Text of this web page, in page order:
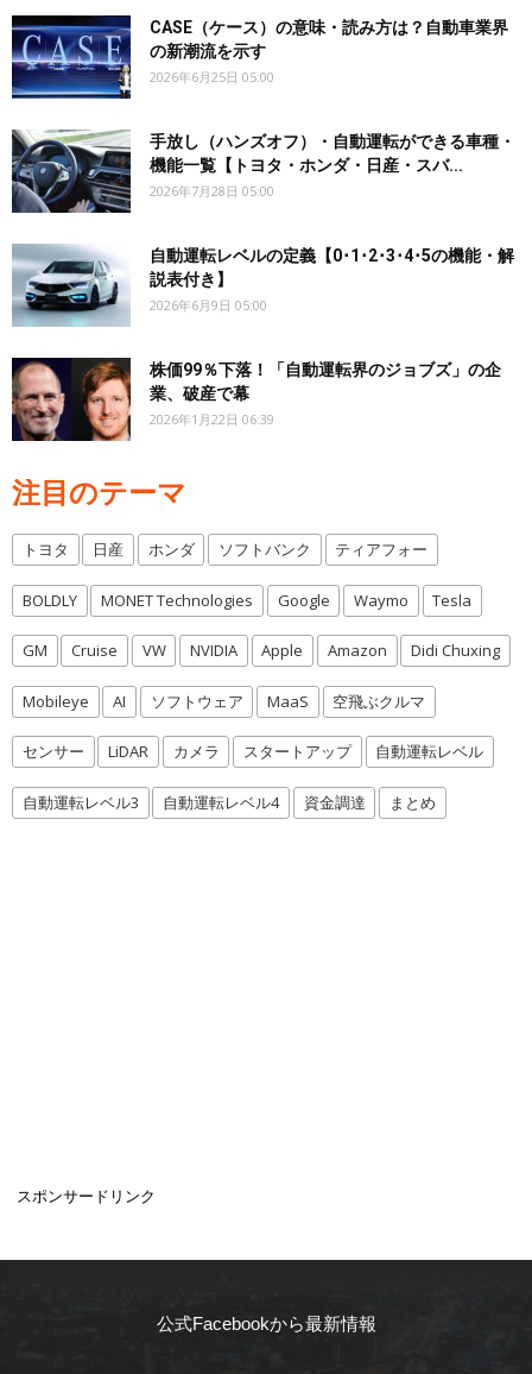
CASE（ケース）の意味・読み方は？自動車業界
の新潮流を示す
2026年6月25日 05:00
手放し（ハンズオフ）・自動運転ができる車種・
機能一覧【トヨタ・ホンダ・日産・スバ...
2026年7月28日 05:00
自動運転レベルの定義【0･1･2･3･4･5の機能・解
説表付き】
2026年6月9日 05:00
株価99％下落！「自動運転界のジョブズ」の企
業、破産で幕
2026年1月22日 06:39
注目のテーマ
トヨタ 日産 ホンダ ソフトバンク ティアフォー
BOLDLY MONET Technologies Google Waymo Tesla
GM Cruise VW NVIDIA Apple Amazon Didi Chuxing
Mobileye AI ソフトウェア MaaS 空飛ぶクルマ
センサー LiDAR カメラ スタートアップ 自動運転レベル
自動運転レベル3 自動運転レベル4 資金調達 まとめ
スポンサードリンク
公式Facebookから最新情報